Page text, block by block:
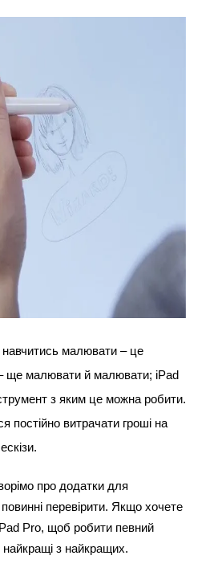
малювати – це
ще малювати й малювати; iPad
з яким це можна робити.
постійно витрачати гроші на
про додатки для
перевірити. Якщо хочете
Pro, щоб робити певний
з найкращих.